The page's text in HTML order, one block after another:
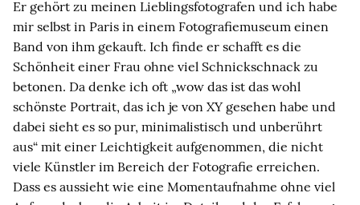
Er gehört zu meinen Lieblingsfotografen und ich habe
mir selbst in Paris in einem Fotografiemuseum einen
Band von ihm gekauft. Ich finde er schafft es die
Schönheit einer Frau ohne viel Schnickschnack zu
betonen. Da denke ich oft „wow das ist das wohl
schönste Portrait, das ich je von XY gesehen habe und
dabei sieht es so pur, minimalistisch und unberührt
aus“ mit einer Leichtigkeit aufgenommen, die nicht
viele Künstler im Bereich der Fotografie erreichen.
Dass es aussieht wie eine Momentaufnahme ohne viel